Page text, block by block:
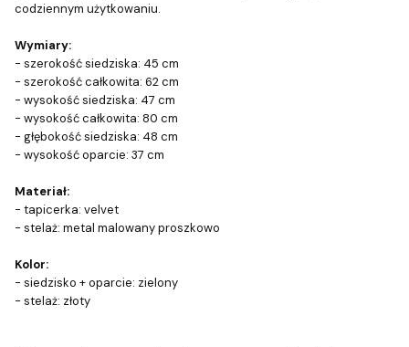
codziennym użytkowaniu.
Wymiary:
- szerokość siedziska: 45 cm
- szerokość całkowita: 62 cm
- wysokość siedziska: 47 cm
- wysokość całkowita: 80 cm
- głębokość siedziska: 48 cm
- wysokość oparcie: 37 cm
Materiał:
- tapicerka: velvet
- stelaż: metal malowany proszkowo
Kolor:
- siedzisko + oparcie: zielony
- stelaż: złoty